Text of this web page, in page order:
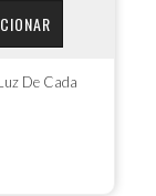
De Cada